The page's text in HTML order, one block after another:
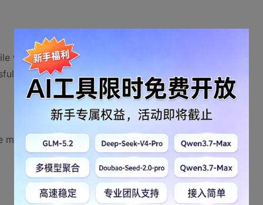
where main() resides
meet eof